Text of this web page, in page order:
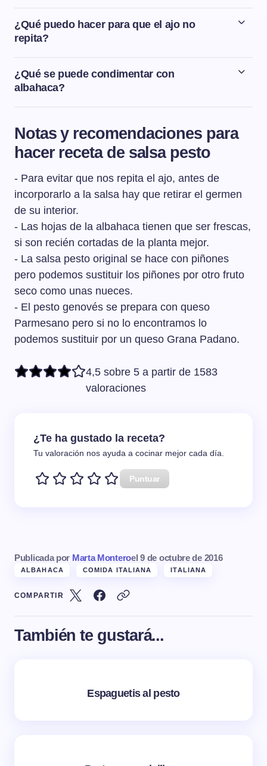
La salsa pesto dura bien guardada en la nevera dentro
de un táper o un recipiente bien cerrado unos 2-3 días.
¿Qué puedo hacer para que el ajo no
repita?
Para que el ajo no repita es fundamental sacarle el
germen que tiene en el interior.
¿Qué se puede condimentar con
albahaca?
Hay un montón de recetas en las que se puede utilizar
con albahaca más conocidas son la salsa pesto y la
ensalada capresepero también se puede utilizar en
platos de carnes, pescados, sopas e incluso en postres.
Notas y recomendaciones para
hacer receta de salsa pesto
- Para evitar que nos repita el ajo, antes de
incorporarlo a la salsa hay que retirar el germen
de su interior.
- Las hojas de la albahaca tienen que ser frescas,
si son recién cortadas de la planta mejor.
- La salsa pesto original se hace con piñones
pero podemos sustituir los piñones por otro fruto
seco como unas nueces.
- El pesto genovés se prepara con queso
Parmesano pero si no lo encontramos lo
podemos sustituir por un queso Grana Padano.
4,5 sobre 5 a partir de 1583
valoraciones
¿Te ha gustado la receta?
Tu valoración nos ayuda a cocinar mejor cada día.
Puntuar
Publicada por Marta Monteroel 9 de octubre de 2016
ALBAHACA COMIDA ITALIANA ITALIANA
COMPARTIR
También te gustará...
Espaguetis al pesto